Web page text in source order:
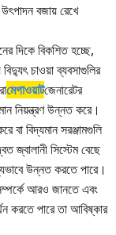
বজায় রেখে
দিকে বিকশিত হচ্ছে,
বিদ্যুৎ চাওয়া ব্যবসাগুলির
মেগাওয়াটজেনারেটর
নিয়ন্ত্রণ উন্নত করে।
বা বিদ্যমান সরঞ্জামগুলি
জ্বালানী সিস্টেম বেছে
উন্নত করতে পারে।
আরও জানতে এবং
করতে পারে তা আবিষ্কার